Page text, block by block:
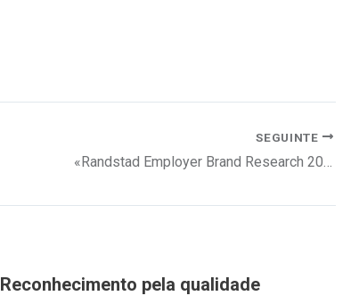
SEGUINTE
«Randstad Employer Brand Research 2017»
Reconhecimento pela qualidade